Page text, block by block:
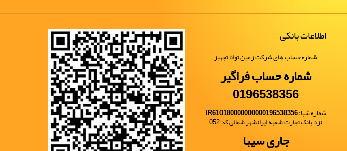
اطلاعات بانکی
شماره حساب های شرکت زمین توانا تجهیز
شماره حساب فراگیر
0196538356
شماره شبا:IR610180000000000196538356
نزد بانک تجارت شعبه ایرانشهر شمالی کد 052
جاری سیبا